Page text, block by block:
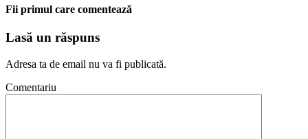
Fii primul care comentează
Lasă un răspuns
Adresa ta de email nu va fi publicată.
Comentariu